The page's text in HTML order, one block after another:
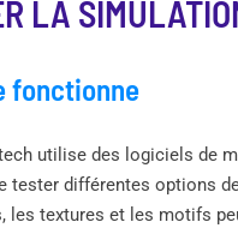
LA
fonctionne
utilise des logiciels de
tester différentes options
les textures et les motifs